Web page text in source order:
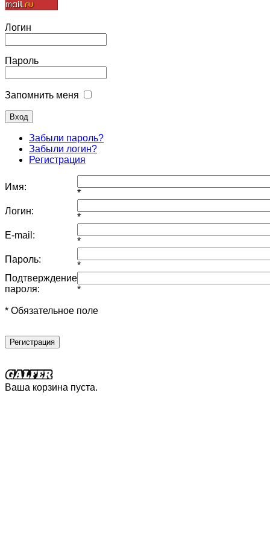
Логин
Пароль
Запомнить меня
Забыли пароль?
Забыли логин?
Регистрация
Имя:
*
Логин:
*
E-mail:
*
Пароль:
*
Подтверждение
пароля:
*
* Обязательное поле
Регистрация
Ваша корзина пуста.